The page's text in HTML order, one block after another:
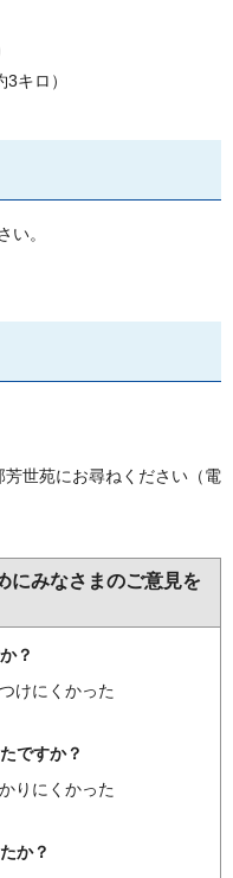
キロ）
い。
世苑にお尋ねください（電
にみなさまのご意見を
？
けにくかった
ですか？
りにくかった
か？